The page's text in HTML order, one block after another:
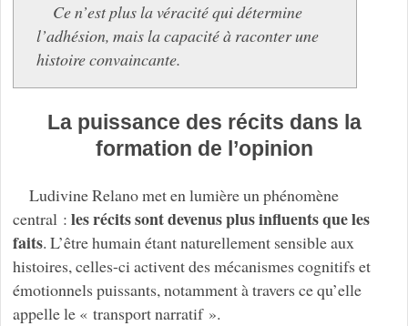
Ce n’est plus la véracité qui détermine
l’adhésion, mais la capacité à raconter une
histoire convaincante.
La puissance des récits dans la
formation de l’opinion
Ludivine Relano met en lumière un phénomène
central : les récits sont devenus plus influents que les
faits. L’être humain étant naturellement sensible aux
histoires, celles-ci activent des mécanismes cognitifs et
émotionnels puissants, notamment à travers ce qu’elle
appelle le « transport narratif ».